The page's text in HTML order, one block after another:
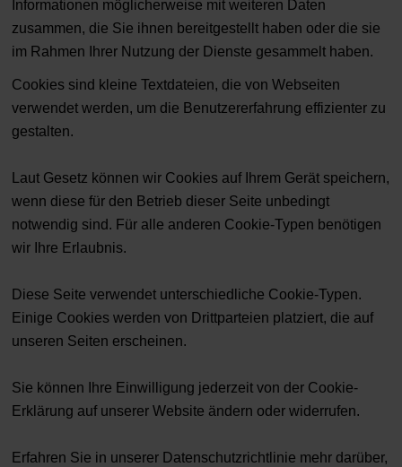
Informationen möglicherweise mit weiteren Daten
zusammen, die Sie ihnen bereitgestellt haben oder die sie
im Rahmen Ihrer Nutzung der Dienste gesammelt haben.
Cookies sind kleine Textdateien, die von Webseiten
verwendet werden, um die Benutzererfahrung effizienter zu
gestalten.
Laut Gesetz können wir Cookies auf Ihrem Gerät speichern,
wenn diese für den Betrieb dieser Seite unbedingt
notwendig sind. Für alle anderen Cookie-Typen benötigen
wir Ihre Erlaubnis.
Diese Seite verwendet unterschiedliche Cookie-Typen.
Einige Cookies werden von Drittparteien platziert, die auf
unseren Seiten erscheinen.
Sie können Ihre Einwilligung jederzeit von der Cookie-
Erklärung auf unserer Website ändern oder widerrufen.
Erfahren Sie in unserer Datenschutzrichtlinie mehr darüber,